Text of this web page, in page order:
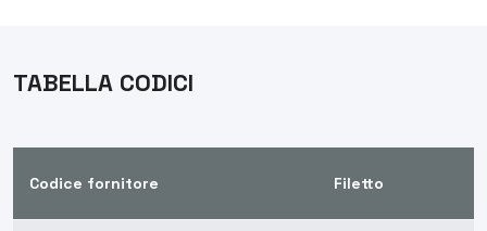
TABELLA CODICI
Codice fornitore Filetto